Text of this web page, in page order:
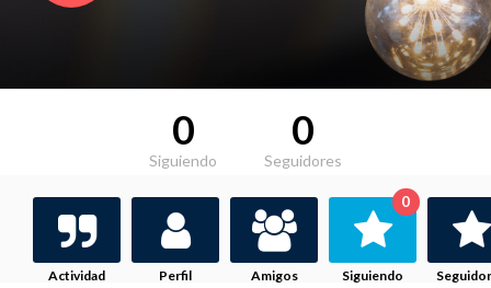
0
Siguiendo
0
Seguidores
Actividad Perfil Amigos Siguiendo
0